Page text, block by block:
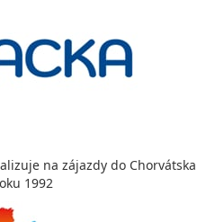
Zľava
5% 300 €
cena za 8 dní (7 nocí)
na zájazdy do Chorvátska
1992